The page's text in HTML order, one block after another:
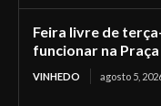
Feira livre de
funcionar na
VINHEDO agosto 5,